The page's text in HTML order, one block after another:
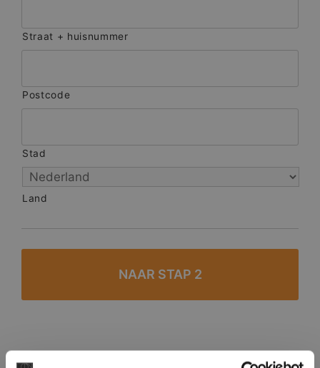
Straat + huisnummer
Postcode
Stad
Land
#1 in de categorie vloeren op Trustpilot